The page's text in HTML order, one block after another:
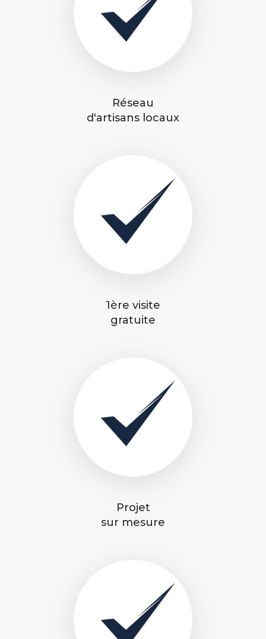
Réseau
d'artisans locaux
1ère visite
gratuite
Projet
sur mesure